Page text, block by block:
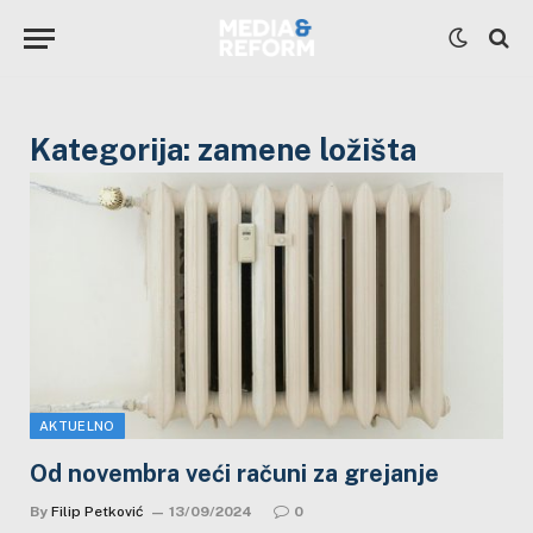
Kategorija: zamene ložišta
AKTUELNO
Od novembra veći računi za grejanje
By Filip Petković 13/09/2024 0